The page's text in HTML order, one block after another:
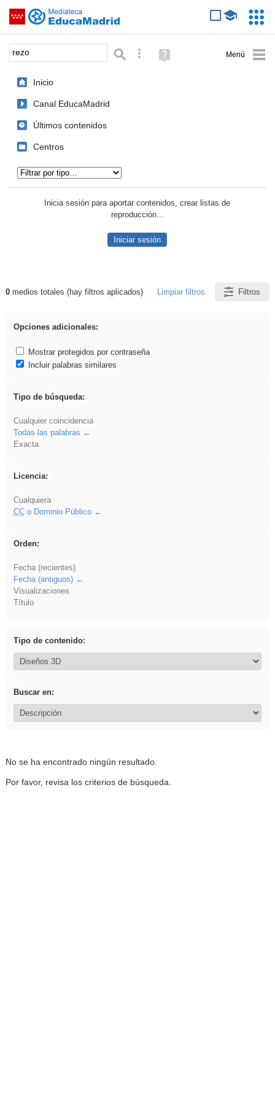
Saltar navegación
Palabra o frase: Búsqueda avanzada
Ayuda
(en
Inicio
Canal EducaMadrid
Últimos contenidos
Centros
Inicia sesión para aportar contenidos, crear listas de
reproducción...
Iniciar sesión
Resultados de: rezo
0medios totales (hay filtros aplicados) Limpiar filtros Filtros
Opciones adicionales:
Mostrar protegidos por contraseña
Incluir palabras similares
Tipo de búsqueda:
Cualquier coincidencia
Todas las palabras
Exacta
Licencia:
Cualquiera
CCo Dominio Público
Orden:
Fecha (recientes)
Fecha (antiguos)
Visualizaciones
Título
Tipo de contenido:
Buscar en:
No se ha encontrado ningún resultado.
Por favor, revisa los criterios de búsqueda.